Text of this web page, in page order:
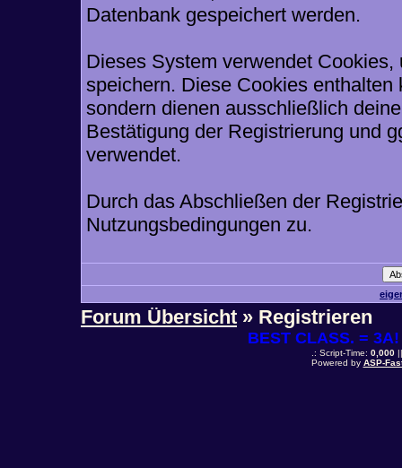
Datenbank gespeichert werden.
Dieses System verwendet
speichern. Diese Cookies
sondern dienen ausschließlich
Bestätigung der Registrierung und
verwendet.
Durch das Abschließen der
Nutzungsbedingungen zu.
Forum Übersicht » Registrieren
BEST CLASS. =
.: Script-Time: 0,000||
Powered by ASP-